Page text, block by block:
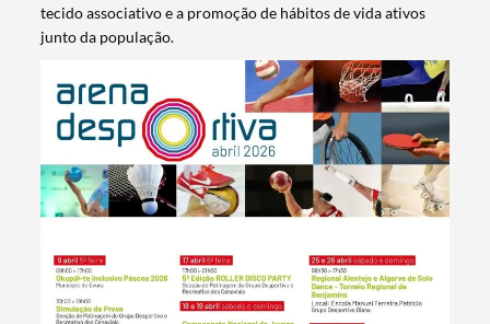
Termo de Pesquisa
tecido associativo e a promoção de hábitos de vida ativos
junto da população.